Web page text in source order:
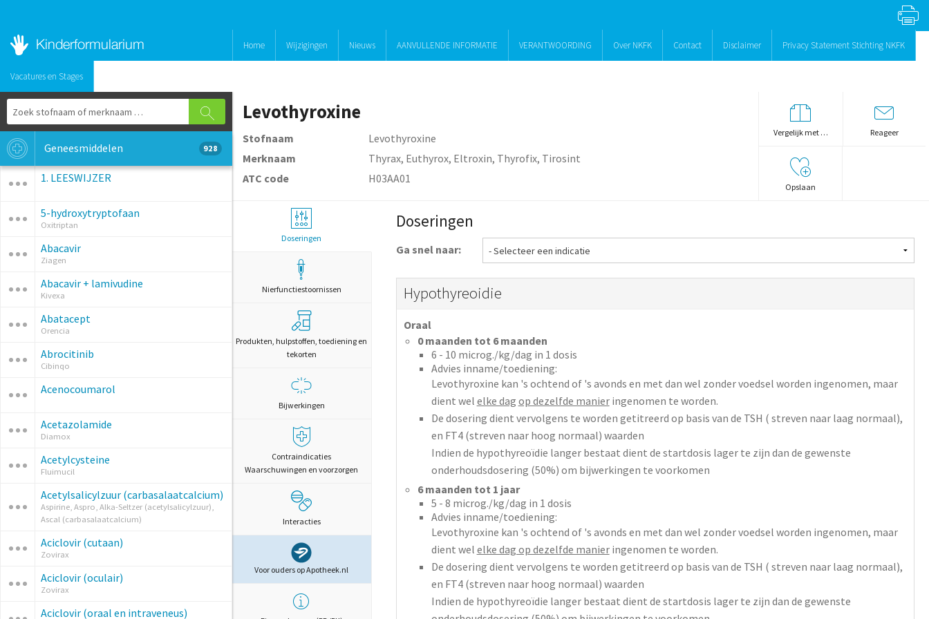
Home Wijzigingen Nieuws AANVULLENDE INFORMATIE VERANTWOORDING Over NKFK Contact Disclaimer Privacy Statement Stichting NKFK
Vacatures en Stages
Geneesmiddelen 928
1. LEESWIJZER
5-hydroxytryptofaan
Oxitriptan
Abacavir
Ziagen
Abacavir + lamivudine
Kivexa
Abatacept
Orencia
Abrocitinib
Cibinqo
Acenocoumarol
Acetazolamide
Diamox
Acetylcysteine
Fluimucil
Acetylsalicylzuur (carbasalaatcalcium)
Aspirine, Aspro, Alka-Seltzer (acetylsalicylzuur),
Ascal (carbasalaatcalcium)
Aciclovir (cutaan)
Zovirax
Aciclovir (oculair)
Zovirax
Aciclovir (oraal en intraveneus)
Levothyroxine
Stofnaam
Levothyroxine
Merknaam
Thyrax, Euthyrox, Eltroxin, Thyrofix, Tirosint
ATC code
H03AA01
Vergelijk met … Reageer
Opslaan
Doseringen
Nierfunctiestoornissen
Produkten, hulpstoffen, toediening en
tekorten
Bijwerkingen
Contraindicaties
Waarschuwingen en voorzorgen
Interacties
Voor ouders op Apotheek.nl
Doseringen
Ga snel naar:
Hypothyreoidie
Oraal
0 maanden tot 6 maanden
6 - 10 microg./kg/dag in 1 dosis
Advies inname/toediening:
Levothyroxine kan 's ochtend of 's avonds en met dan wel zonder voedsel worden ingenomen, maar
dient wel elke dag op dezelfde manieringenomen te worden.
De dosering dient vervolgens te worden getitreerd op basis van de TSH ( streven naar laag normaal),
en FT4 (streven naar hoog normaal) waarden
Indien de hypothyreoïdie langer bestaat dient de startdosis lager te zijn dan de gewenste
onderhoudsdosering (50%) om bijwerkingen te voorkomen
6 maanden tot 1 jaar
5 - 8 microg./kg/dag in 1 dosis
Advies inname/toediening:
Levothyroxine kan 's ochtend of 's avonds en met dan wel zonder voedsel worden ingenomen, maar
dient wel elke dag op dezelfde manieringenomen te worden.
De dosering dient vervolgens te worden getitreerd op basis van de TSH ( streven naar laag normaal),
en FT4 (streven naar hoog normaal) waarden
Indien de hypothyreoïdie langer bestaat dient de startdosis lager te zijn dan de gewenste